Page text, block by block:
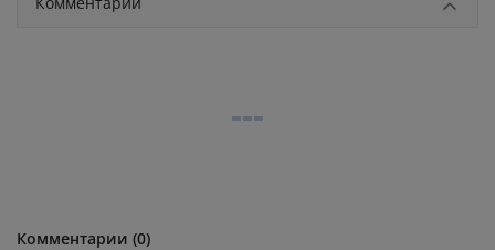
Комментарии (0)